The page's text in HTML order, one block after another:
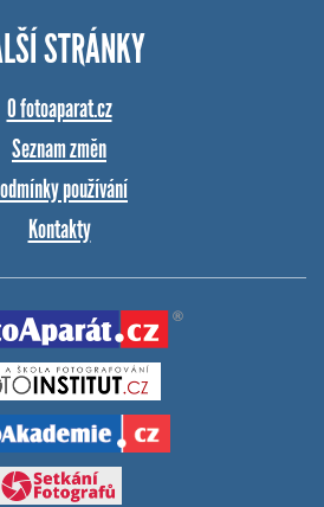
STRÁNKY
O fotoaparat.cz
Seznam změn
používání
Kontakty